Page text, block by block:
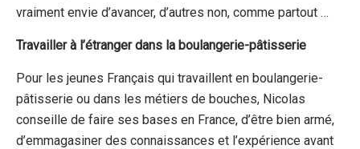
vraiment envie d’avancer, d’autres non, comme partout …
Travailler à l’étranger dans la boulangerie-pâtisserie
Pour les jeunes Français qui travaillent en boulangerie-
pâtisserie ou dans les métiers de bouches, Nicolas
conseille de faire ses bases en France, d’être bien armé,
d’emmagasiner des connaissances et l’expérience avant